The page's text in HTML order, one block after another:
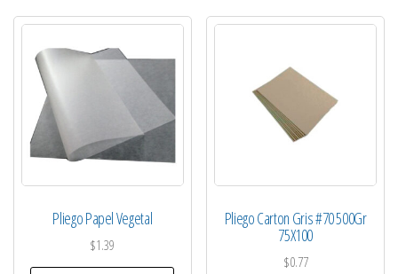
Pliego Papel Vegetal
$1.39
Pliego Carton Gris #70 500Gr
75X100
$0.77